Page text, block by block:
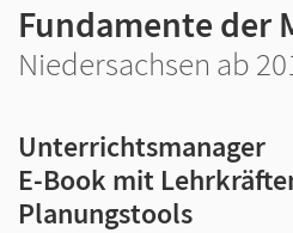
Fundamente der
Niedersachsen ab
Unterrichtsmanager
E-Book mit
Planungstools